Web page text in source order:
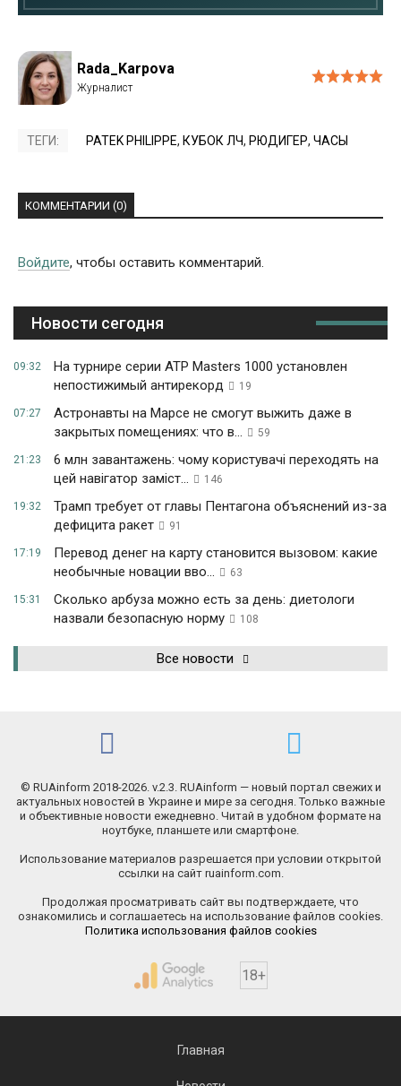
Rada_Karpova
ТЕГИ: PATEK PHILIPPE, КУБОК ЛЧ, РЮДИГЕР, ЧАСЫ
КОММЕНТАРИИ (0)
Войдите, чтобы оставить комментарий.
Новости сегодня
09:32
На турнире серии ATP Masters 1000 установлен
непостижимый антирекорд
19
07:27
Астронавты на Марсе не смогут выжить даже в
закрытых помещениях: что в...
59
21:23
6 млн завантажень: чому користувачі переходять на
цей навігатор заміст...
146
19:32
Трамп требует от главы Пентагона объяснений из-за
дефицита ракет
91
17:19
Перевод денег на карту становится вызовом: какие
необычные новации вво...
63
15:31
Сколько арбуза можно есть за день: диетологи
назвали безопасную норму
108
Все новости
© RUAinform 2018-2026. v.2.3. RUAinform — новый портал свежих и
актуальных новостей в Украине и мире за сегодня. Только важные
и объективные новости ежедневно. Читай в удобном формате на
ноутбуке, планшете или смартфоне.
Использование материалов разрешается при условии открытой
ссылки на сайт ruainform.com.
Продолжая просматривать сайт вы подтверждаете, что
ознакомились и соглашаетесь на использование файлов cookies.
Политика использования файлов cookies
18+
Главная